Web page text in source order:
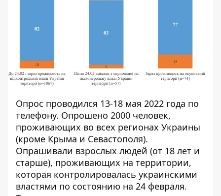
Опрос проводился 13-18 мая 2022 года по
телефону. Опрошено 2000 человек,
проживающих во всех регионах Украины
(кроме Крыма и Севастополя).
Опрашивали взрослых людей (от 18 лет и
старше), проживающих на территории,
которая контролировалась украинскими
властями по состоянию на 24 февраля.